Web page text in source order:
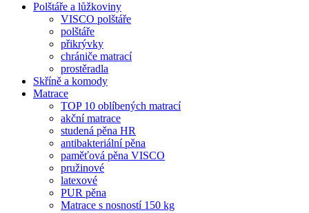
Polštáře a lůžkoviny
VISCO polštáře
polštáře
přikrývky
chrániče matrací
prostěradla
Skříně a komody
Matrace
TOP 10 oblíbených matrací
akční matrace
studená pěna HR
antibakteriální pěna
paměťová pěna VISCO
pružinové
latexové
PUR pěna
Matrace s nosností 150 kg